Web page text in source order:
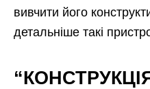
вивчити його
детальніше такі